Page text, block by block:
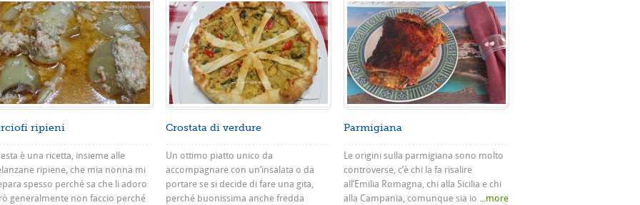
ripieni
è una ricetta, insieme alle
ripiene, che mia nonna mi
spesso perché sa che li adoro
generalmente non faccio perché
Crostata di verdure
Un ottimo piatto unico da
accompagnare con un’insalata o da
portare se si decide di fare una gita,
perché buonissima anche fredda
Parmigiana
Le origini sulla parmigiana sono molto
controverse, c’è chi la fa risalire
all’Emilia Romagna, chi alla Sicilia e chi
alla Campania, comunque sia io ...more